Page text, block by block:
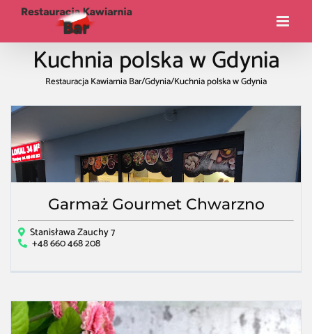
Kuchnia polska w Gdynia
Restauracja Kawiarnia Bar/Gdynia/Kuchnia polska w Gdynia
Garmaż Gourmet Chwarzno
Stanisława Zauchy 7
+48 660 468 208